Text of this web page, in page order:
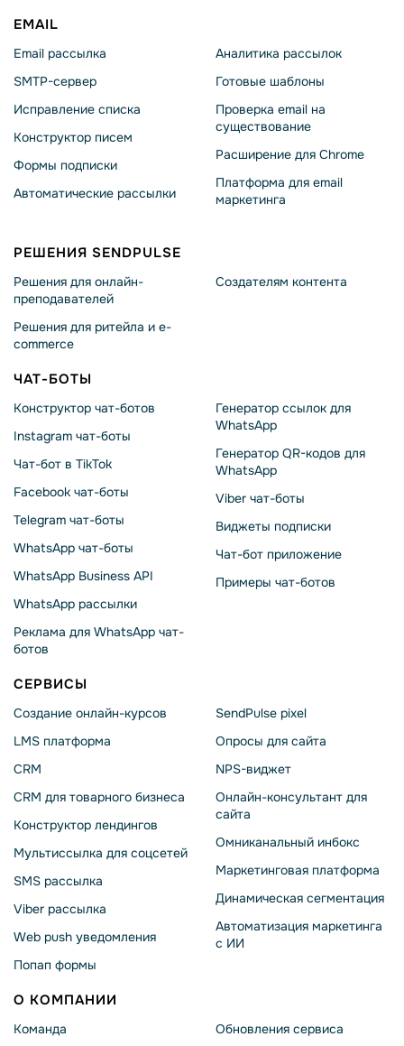
EMAIL
Email рассылка
SMTP-сервер
Исправление списка
Конструктор писем
Формы подписки
Автоматические рассылки
Аналитика рассылок
Готовые шаблоны
Проверка email на
существование
Расширение для Chrome
Платформа для email
маркетинга
РЕШЕНИЯ SENDPULSE
Решения для онлайн-
преподавателей
Решения для ритейла и e-
commerce
Создателям контента
ЧАТ-БОТЫ
Конструктор чат-ботов
Instagram чат-боты
Чат-бот в TikTok
Facebook чат-боты
Telegram чат-боты
WhatsApp чат-боты
WhatsApp Business API
WhatsApp рассылки
Реклама для WhatsApp чат-
ботов
Генератор ссылок для
WhatsApp
Генератор QR-кодов для
WhatsApp
Viber чат-боты
Виджеты подписки
Чат-бот приложение
Примеры чат-ботов
СЕРВИСЫ
Создание онлайн-курсов
LMS платформа
CRM
CRM для товарного бизнеса
Конструктор лендингов
Мультиссылка для соцсетей
SMS рассылка
Viber рассылка
Web push уведомления
Попап формы
SendPulse pixel
Опросы для сайта
NPS-виджет
Онлайн-консультант для
сайта
Омниканальный инбокс
Маркетинговая платформа
Динамическая сегментация
Автоматизация маркетинга
с ИИ
О КОМПАНИИ
Команда
Обновления сервиса